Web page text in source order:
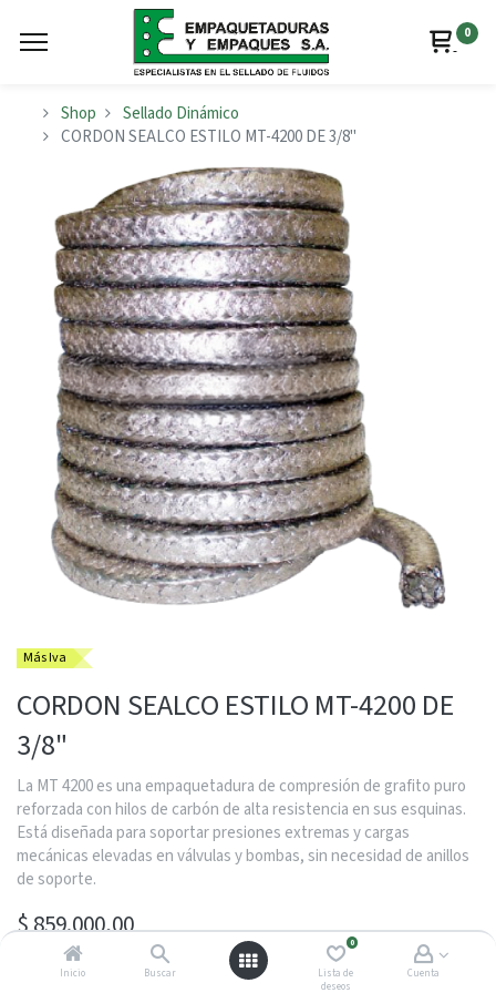
Inicio Buscar
0
Lista de
deseos
Cuenta
0
Shop
Sellado Dinámico
CORDON SEALCO ESTILO MT-4200 DE 3/8"
Más Iva
CORDON SEALCO ESTILO MT-4200 DE
3/8"
La MT 4200 es una empaquetadura de compresión de grafito puro
reforzada con hilos de carbón de alta resistencia en sus esquinas.
Está diseñada para soportar presiones extremas y cargas
mecánicas elevadas en válvulas y bombas, sin necesidad de anillos
de soporte.
$859.000,00